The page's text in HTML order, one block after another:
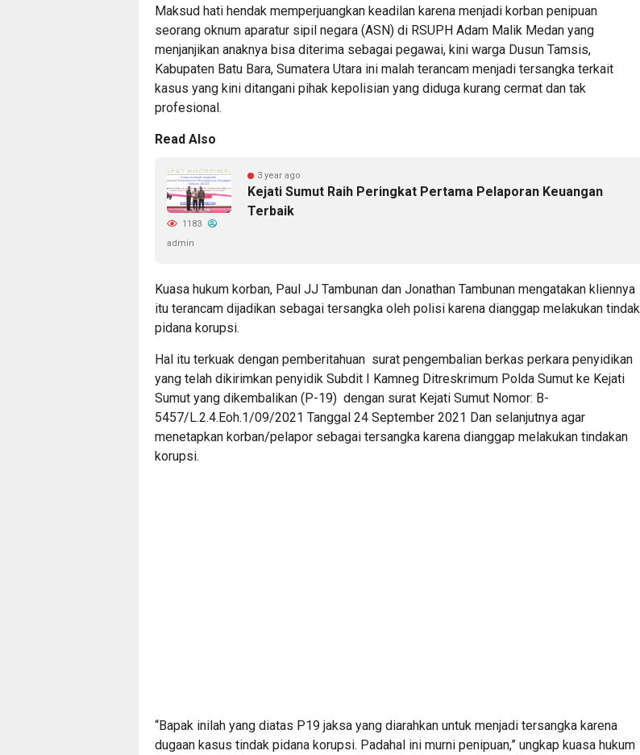
Maksud hati hendak memperjuangkan keadilan karena menjadi korban penipuan
seorang oknum aparatur sipil negara (ASN) di RSUPH Adam Malik Medan yang
menjanjikan anaknya bisa diterima sebagai pegawai, kini warga Dusun Tamsis,
Kabupaten Batu Bara, Sumatera Utara ini malah terancam menjadi tersangka terkait
kasus yang kini ditangani pihak kepolisian yang diduga kurang cermat dan tak
profesional.
Read Also
3 year ago
Kejati Sumut Raih Peringkat Pertama Pelaporan Keuangan
Terbaik
1183
admin
Kuasa hukum korban, Paul JJ Tambunan dan Jonathan Tambunan mengatakan kliennya
itu terancam dijadikan sebagai tersangka oleh polisi karena dianggap melakukan tindak
pidana korupsi.
Hal itu terkuak dengan pemberitahuan surat pengembalian berkas perkara penyidikan
yang telah dikirimkan penyidik Subdit I Kamneg Ditreskrimum Polda Sumut ke Kejati
Sumut yang dikembalikan (P-19) dengan surat Kejati Sumut Nomor: B-
5457/L.2.4.Eoh.1/09/2021 Tanggal 24 September 2021 Dan selanjutnya agar
menetapkan korban/pelapor sebagai tersangka karena dianggap melakukan tindakan
korupsi.
“Bapak inilah yang diatas P19 jaksa yang diarahkan untuk menjadi tersangka karena
dugaan kasus tindak pidana korupsi. Padahal ini murni penipuan,” ungkap kuasa hukum